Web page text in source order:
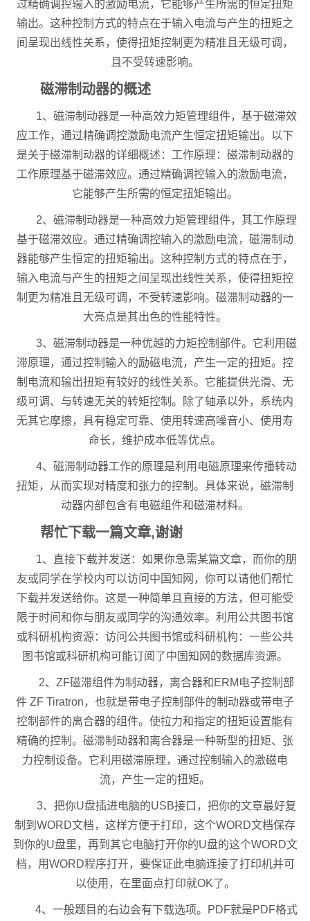
过精确调控输入的激励电流，它能够产生所需的恒定扭矩
输出。这种控制方式的特点在于输入电流与产生的扭矩之
间呈现出线性关系，使得扭矩控制更为精准且无级可调，
且不受转速影响。
磁滞制动器的概述
1、磁滞制动器是一种高效力矩管理组件，基于磁滞效
应工作，通过精确调控激励电流产生恒定扭矩输出。以下
是关于磁滞制动器的详细概述：工作原理：磁滞制动器的
工作原理基于磁滞效应。通过精确调控输入的激励电流，
它能够产生所需的恒定扭矩输出。
2、磁滞制动器是一种高效力矩管理组件，其工作原理
基于磁滞效应。通过精确调控输入的激励电流，磁滞制动
器能够产生恒定的扭矩输出。这种控制方式的特点在于，
输入电流与产生的扭矩之间呈现出线性关系，使得扭矩控
制更为精准且无级可调，不受转速影响。磁滞制动器的一
大亮点是其出色的性能特性。
3、磁滞制动器是一种优越的力矩控制部件。它利用磁
滞原理，通过控制输入的励磁电流，产生一定的扭矩。控
制电流和输出扭矩有较好的线性关系。它能提供光滑、无
级可调、与转速无关的转矩控制。除了轴承以外，系统内
无其它摩擦，具有稳定可靠、使用转速高噪音小、使用寿
命长，维护成本低等优点。
4、磁滞制动器工作的原理是利用电磁原理来传播转动
扭矩，从而实现对精度和张力的控制。具体来说，磁滞制
动器内部包含有电磁组件和磁滞材料。
帮忙下载一篇文章,谢谢
1、直接下载并发送：如果你急需某篇文章，而你的朋
友或同学在学校内可以访问中国知网，你可以请他们帮忙
下载并发送给你。这是一种简单且直接的方法，但可能受
限于时间和你与朋友或同学的沟通效率。利用公共图书馆
或科研机构资源：访问公共图书馆或科研机构：一些公共
图书馆或科研机构可能订阅了中国知网的数据库资源。
2、ZF磁滞组件为制动器，离合器和ERM电子控制部
件 ZF Tiratron，也就是带电子控制部件的制动器或带电子
控制部件的离合器的组件。使拉力和指定的扭矩设置能有
精确的控制。磁滞制动器和离合器是一种新型的扭矩、张
力控制设备。它利用磁滞原理，通过控制输入的激磁电
流，产生一定的扭矩。
3、把你U盘插进电脑的USB接口，把你的文章最好复
制到WORD文档，这样方便于打印，这个WORD文档保存
到你的U盘里，再到其它电脑打开你的U盘的这个WORD文
档，用WORD程序打开，要保证此电脑连接了打印机并可
以使用，在里面点打印就OK了。
4、一般题目的右边会有下载选项。PDF就是PDF格式